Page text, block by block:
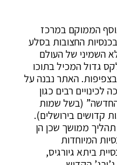
הממוקם במרכז
החצובות בסלע
השמיני של העולם
גדול המכיל בתוכו
האתר נבנה על
לליבלה במאה ה-12, וזכה לכינויים רבים כגון
החדשה” (בשל שמות
קדושים בירושלים).
ממושך שכן הן
המיוחדות
ביתא גיורגיס,